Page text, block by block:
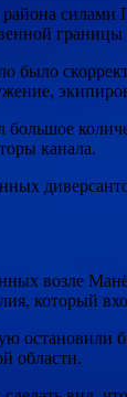
было
большое
канала.
возле
который
остановили
области.